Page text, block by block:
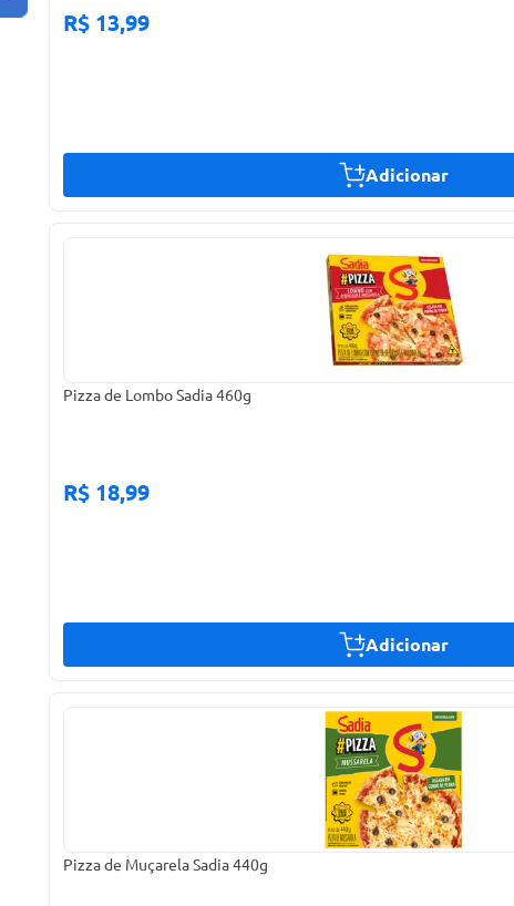
R$ 13,99
Adicionar
Pizza de Lombo Sadia 460g
R$ 18,99
Adicionar
Pizza de Muçarela Sadia 440g